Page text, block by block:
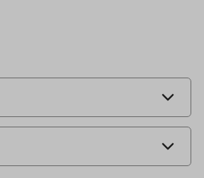
47131800